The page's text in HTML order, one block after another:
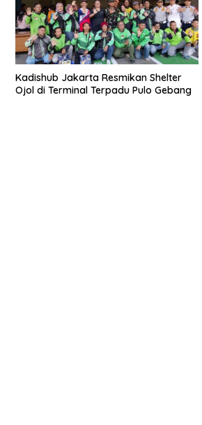
Kadishub Jakarta Resmikan Shelter
Ojol di Terminal Terpadu Pulo Gebang